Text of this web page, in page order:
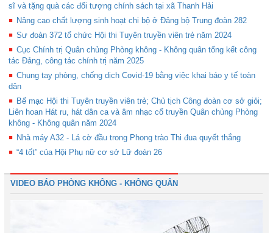
sĩ và tặng quà các đối tượng chính sách tại xã Thanh Hải
Nâng cao chất lượng sinh hoạt chi bộ ở Đảng bộ Trung đoàn 282
Sư đoàn 372 tổ chức Hội thi Tuyên truyền viên trẻ năm 2024
Cục Chính trị Quân chủng Phòng không - Không quân tổng kết công
tác Đảng, công tác chính trị năm 2025
Chung tay phòng, chống dịch Covid-19 bằng việc khai báo y tế toàn
dân
Bế mạc Hội thi Tuyên truyền viên trẻ; Chủ tịch Công đoàn cơ sở giỏi;
Liên hoan Hát ru, hát dân ca và âm nhạc cổ truyền Quân chủng Phòng
không - Không quân năm 2024
Nhà máy A32 - Lá cờ đầu trong Phong trào Thi đua quyết thắng
“4 tốt” của Hội Phụ nữ cơ sở Lữ đoàn 26
VIDEO BÁO PHÒNG KHÔNG - KHÔNG QUÂN